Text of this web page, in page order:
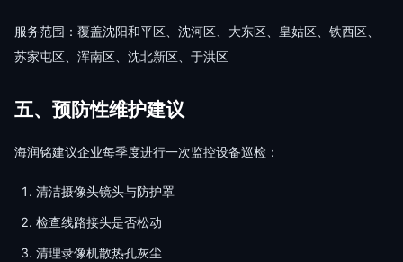
服务范围：覆盖沈阳和平区、沈河区、大东区、皇姑区、铁西区、
苏家屯区、浑南区、沈北新区、于洪区
五、预防性维护建议
海润铭建议企业每季度进行一次监控设备巡检：
清洁摄像头镜头与防护罩
检查线路接头是否松动
清理录像机散热孔灰尘